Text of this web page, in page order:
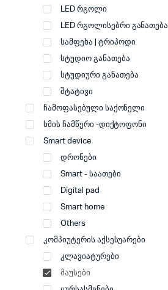
LED რგოლი
LED რგოლისებრი განათება
სამფეხა | ტრიპოდი
სტუდიო განათება
სტუდიური განათება
შტატივი
ჩამოფასებული საქონელი
ხმის ჩამწერი -დიქტოფონი
Smart device
დრონები
Smart - საათები
Digital pad
Smart home
Others
კომპიუტერის აქსესუარები
კლავიატურები
მაუსები